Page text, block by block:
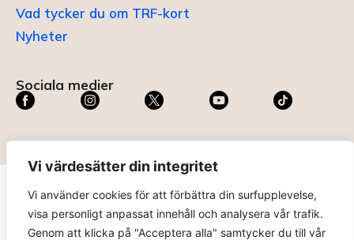
Vi värdesätter din integritet
Vi använder cookies för att förbättra din surfupplevelse,
visa personligt anpassat innehåll och analysera vår trafik.
Genom att klicka på "Acceptera alla" samtycker du till vår
Vad tycker du om TRF-kort
Nyheter
Sociala medier
TRF KORT®är ett registrerat varumärke som innehas av
ABC Digital AB (nr 636465) hosPatent- och
registreringsverket
.